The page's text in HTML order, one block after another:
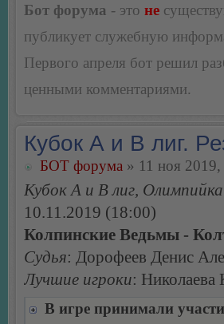
Бот форума - это не
публикует служебную
Первого апреля бот решил
ценными комментариями.
Кубок А и В лиг.
БОТ форума » 11 ноя
Кубок А и В лиг, Олимпийка
10.11.2019 (18:00)
Колпинские Ведьмы -
Судья: Дорофеев Денис
Лучшие игроки:
В игре принимали